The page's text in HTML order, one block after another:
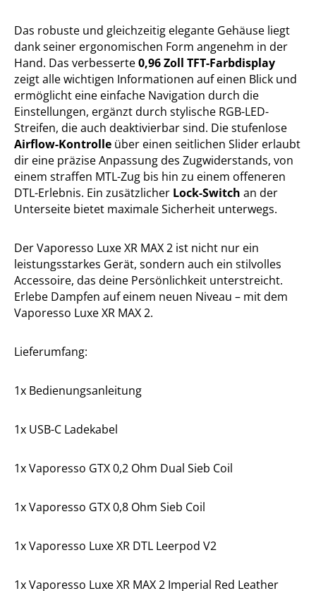
Das robuste und gleichzeitig elegante Gehäuse liegt
dank seiner ergonomischen Form angenehm in der
Hand. Das verbesserte0,96 Zoll TFT-Farbdisplay
zeigt alle wichtigen Informationen auf einen Blick und
ermöglicht eine einfache Navigation durch die
Einstellungen, ergänzt durch stylische RGB-LED-
Streifen, die auch deaktivierbar sind. Die stufenlose
Airflow-Kontrolle über einen seitlichen Slider erlaubt
dir eine präzise Anpassung des Zugwiderstands, von
einem straffen MTL-Zug bis hin zu einem offeneren
DTL-Erlebnis. Ein zusätzlicher Lock-Switch an der
Unterseite bietet maximale Sicherheit unterwegs.
Der Vaporesso Luxe XR MAX 2 ist nicht nur ein
leistungsstarkes Gerät, sondern auch ein stilvolles
Accessoire, das deine Persönlichkeit unterstreicht.
Erlebe Dampfen auf einem neuen Niveau – mit dem
Vaporesso Luxe XR MAX 2.
Lieferumfang:
1x Bedienungsanleitung
1x USB-C Ladekabel
1x Vaporesso GTX 0,2 Ohm Dual Sieb Coil
1x Vaporesso GTX 0,8 Ohm Sieb Coil
1x Vaporesso Luxe XR DTL Leerpod V2
1x Vaporesso Luxe XR MAX 2 Imperial Red Leather